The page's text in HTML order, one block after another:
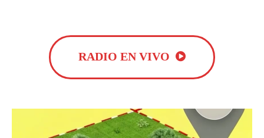
RADIO EN VIVO